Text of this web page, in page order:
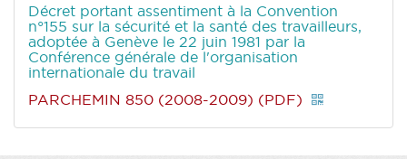
Décret portant assentiment à la Convention
n°155 sur la sécurité et la santé des travailleurs,
adoptée à Genève le 22 juin 1981 par la
Conférence générale de l'organisation
internationale du travail
PARCHEMIN 850 (2008-2009) (PDF)